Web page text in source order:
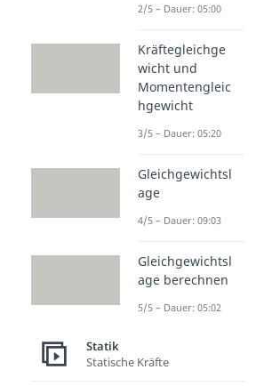
In diesem
vertiefender.
Theorie an,
Beispiel eines
kompletten
unserem
,
2/5 – Dauer: 05:00
Kräftegleichge
wicht und
Momentengleic
hgewicht
3/5 – Dauer: 05:20
Gleichgewichtsl
age
4/5 – Dauer: 09:03
Gleichgewichtsl
age berechnen
5/5 – Dauer: 05:02
Statik
Statische Kräfte